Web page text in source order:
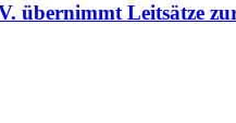
übernimmt Leitsätze